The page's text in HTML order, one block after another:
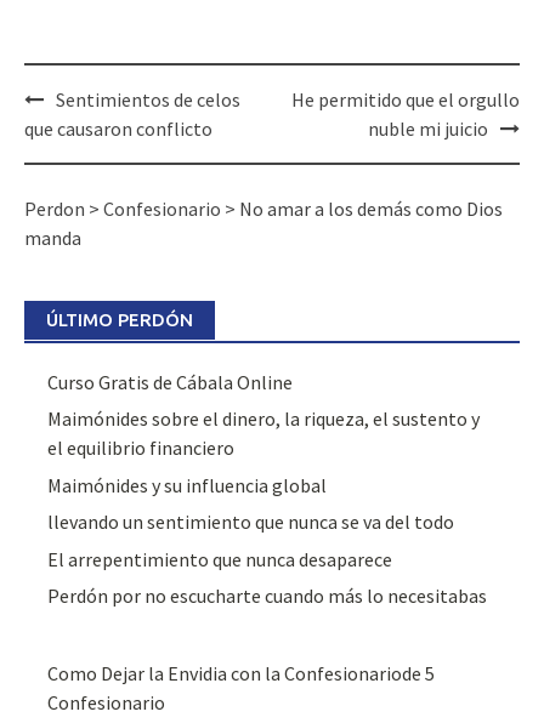
Post
navigation
Sentimientos de celos
que causaron conflicto
He permitido que el orgullo
nuble mi juicio
Perdon > Confesionario > No amar a los demás como Dios
manda
ÚLTIMO PERDÓN
Curso Gratis de Cábala Online
Maimónides sobre el dinero, la riqueza, el sustento y
el equilibrio financiero
Maimónides y su influencia global
llevando un sentimiento que nunca se va del todo
El arrepentimiento que nunca desaparece
Perdón por no escucharte cuando más lo necesitabas
Como Dejar la Envidia con la Confesionariode 5
Confesionario